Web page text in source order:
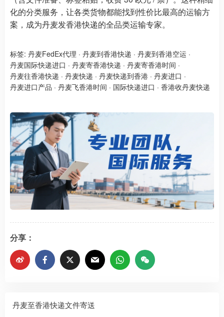
化的分类服务，让各类货物都能找到性价比最高的运输方
案，成为丹麦发香港快递的全品类运输专家。
标签: 丹麦FedEx代理 · 丹麦到香港快递 · 丹麦到香港空运 ·
丹麦国际快递进口 · 丹麦寄香港快递 · 丹麦寄香港时间 ·
丹麦往香港快递 · 丹麦快递 · 丹麦快递到香港 · 丹麦进口 ·
丹麦进口产品 · 丹麦飞香港时间 · 国际快递进口 · 香港收丹麦快递
分享：
丹麦至香港快递文件寄送